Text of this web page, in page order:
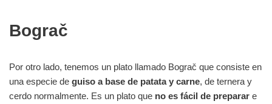
Bograč
Por otro lado, tenemos un plato llamado Bograč que consiste en
una especie de guiso a base de patata y carne, de ternera y
cerdo normalmente. Es un plato que no es fácil de preparar e